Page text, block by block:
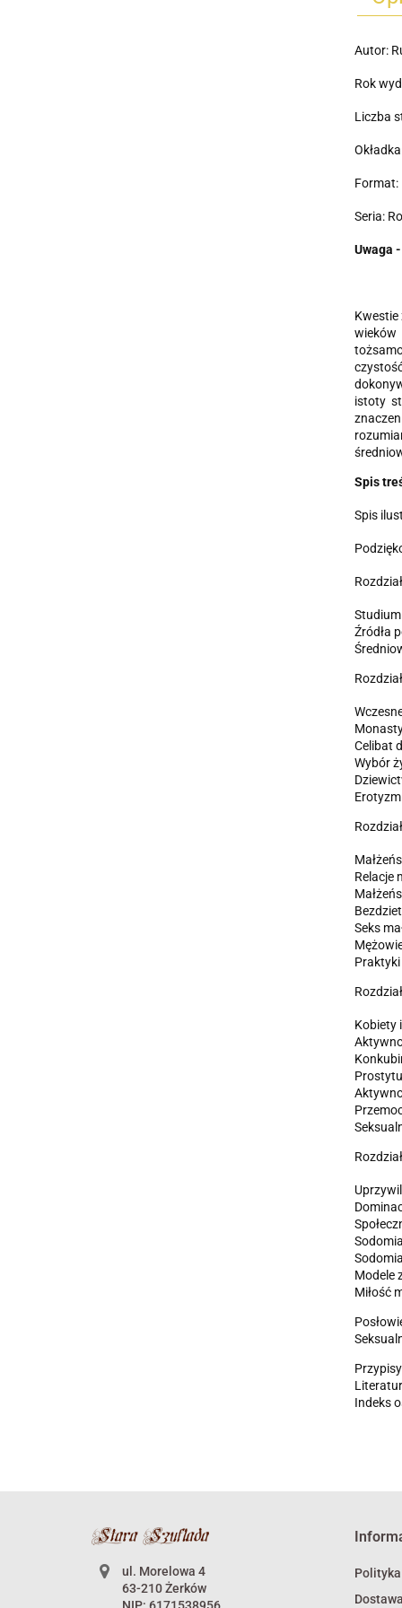
Autor:
Rok
Liczba
Format:
Seria:
Uwaga
Kwestie
istoty
Spis
Spis
Źródła
Celibat
Wybór
Relacje
Seks
Kobiety
Modele
Miłość
Indeks
ul. Morelowa 4
63-210 Żerków